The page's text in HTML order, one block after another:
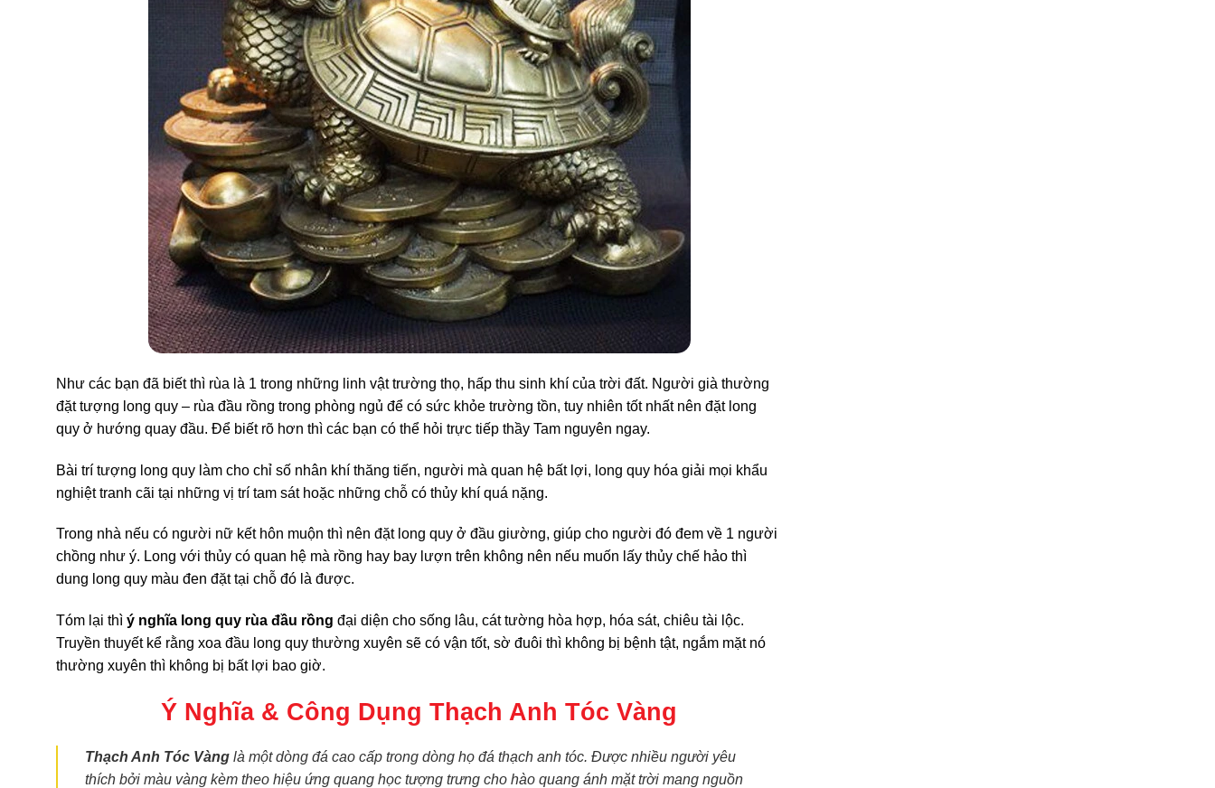
Như các bạn đã biết thì rùa là 1 trong những linh vật trường thọ, hấp thu sinh khí của trời đất. Người già thường
đặt tượng long quy – rùa đầu rồng trong phòng ngủ để có sức khỏe trường tồn, tuy nhiên tốt nhất nên đặt long
quy ở hướng quay đầu. Để biết rõ hơn thì các bạn có thể hỏi trực tiếp thầy Tam nguyên ngay.
Bài trí tượng long quy làm cho chỉ số nhân khí thăng tiến, người mà quan hệ bất lợi, long quy hóa giải mọi khẩu
nghiệt tranh cãi tại những vị trí tam sát hoặc những chỗ có thủy khí quá nặng.
Trong nhà nếu có người nữ kết hôn muộn thì nên đặt long quy ở đầu giường, giúp cho người đó đem về 1 người
chồng như ý. Long với thủy có quan hệ mà rồng hay bay lượn trên không nên nếu muốn lấy thủy chế hảo thì
dung long quy màu đen đặt tại chỗ đó là được.
Tóm lại thì ý nghĩa long quy rùa đầu rồng đại diện cho sống lâu, cát tường hòa hợp, hóa sát, chiêu tài lộc.
Truyền thuyết kể rằng xoa đầu long quy thường xuyên sẽ có vận tốt, sờ đuôi thì không bị bệnh tật, ngắm mặt nó
thường xuyên thì không bị bất lợi bao giờ.
Ý Nghĩa & Công Dụng Thạch Anh Tóc Vàng
Thạch Anh Tóc Vàng là một dòng đá cao cấp trong dòng họ đá thạch anh tóc. Được nhiều người yêu
thích bởi màu vàng kèm theo hiệu ứng quang học tượng trưng cho hào quang ánh mặt trời mang nguồn